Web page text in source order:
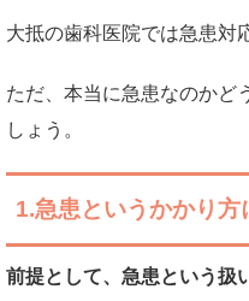
大抵の歯科医院では急患対
ただ、本当に急患なのかど
しょう。
1.急患というかかり方
前提として、急患という扱